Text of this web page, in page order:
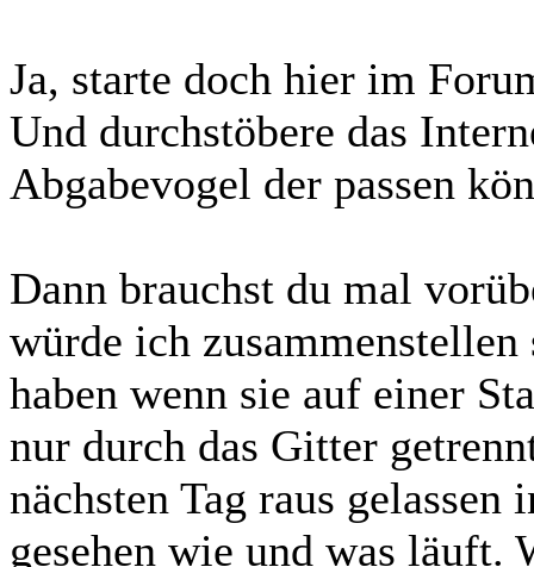
Ja, starte doch hier im
Und durchstöbere das
Abgabevogel der passen
Dann brauchst du mal
würde ich
haben wenn sie auf einer
nur durch das Gitter
nächsten Tag raus
gesehen wie und was läuft.